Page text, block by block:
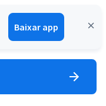
Baixar app
Entrar